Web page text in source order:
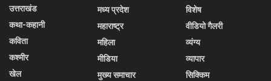
उत्तराखंड
कथा-कहानी
कविता
कश्मीर
खेल
मध्य प्रदेश
महाराष्ट्र
महिला
मीडिया
मुख्य समाचार
विशेष
वीडियो गैलरी
व्यंग्य
व्यापार
सिक्किम